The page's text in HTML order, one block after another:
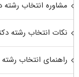
مشاوره انتخاب رشته
نکات انتخاب رشته
راهنمای انتخاب